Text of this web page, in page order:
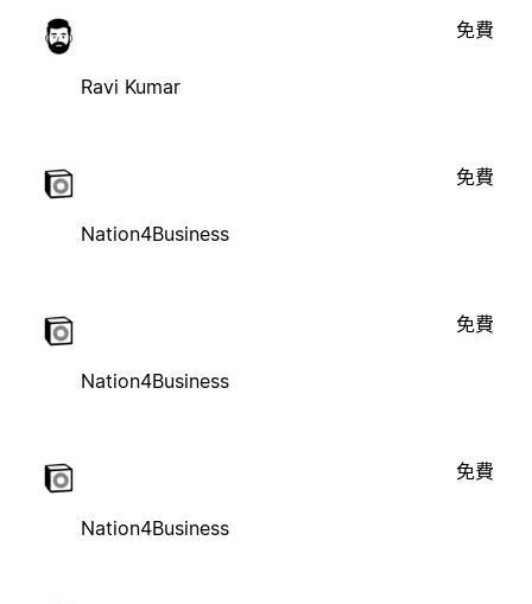
Ravi Kumar
免費
Nation4Business
免費
Nation4Business
免費
Nation4Business
免費